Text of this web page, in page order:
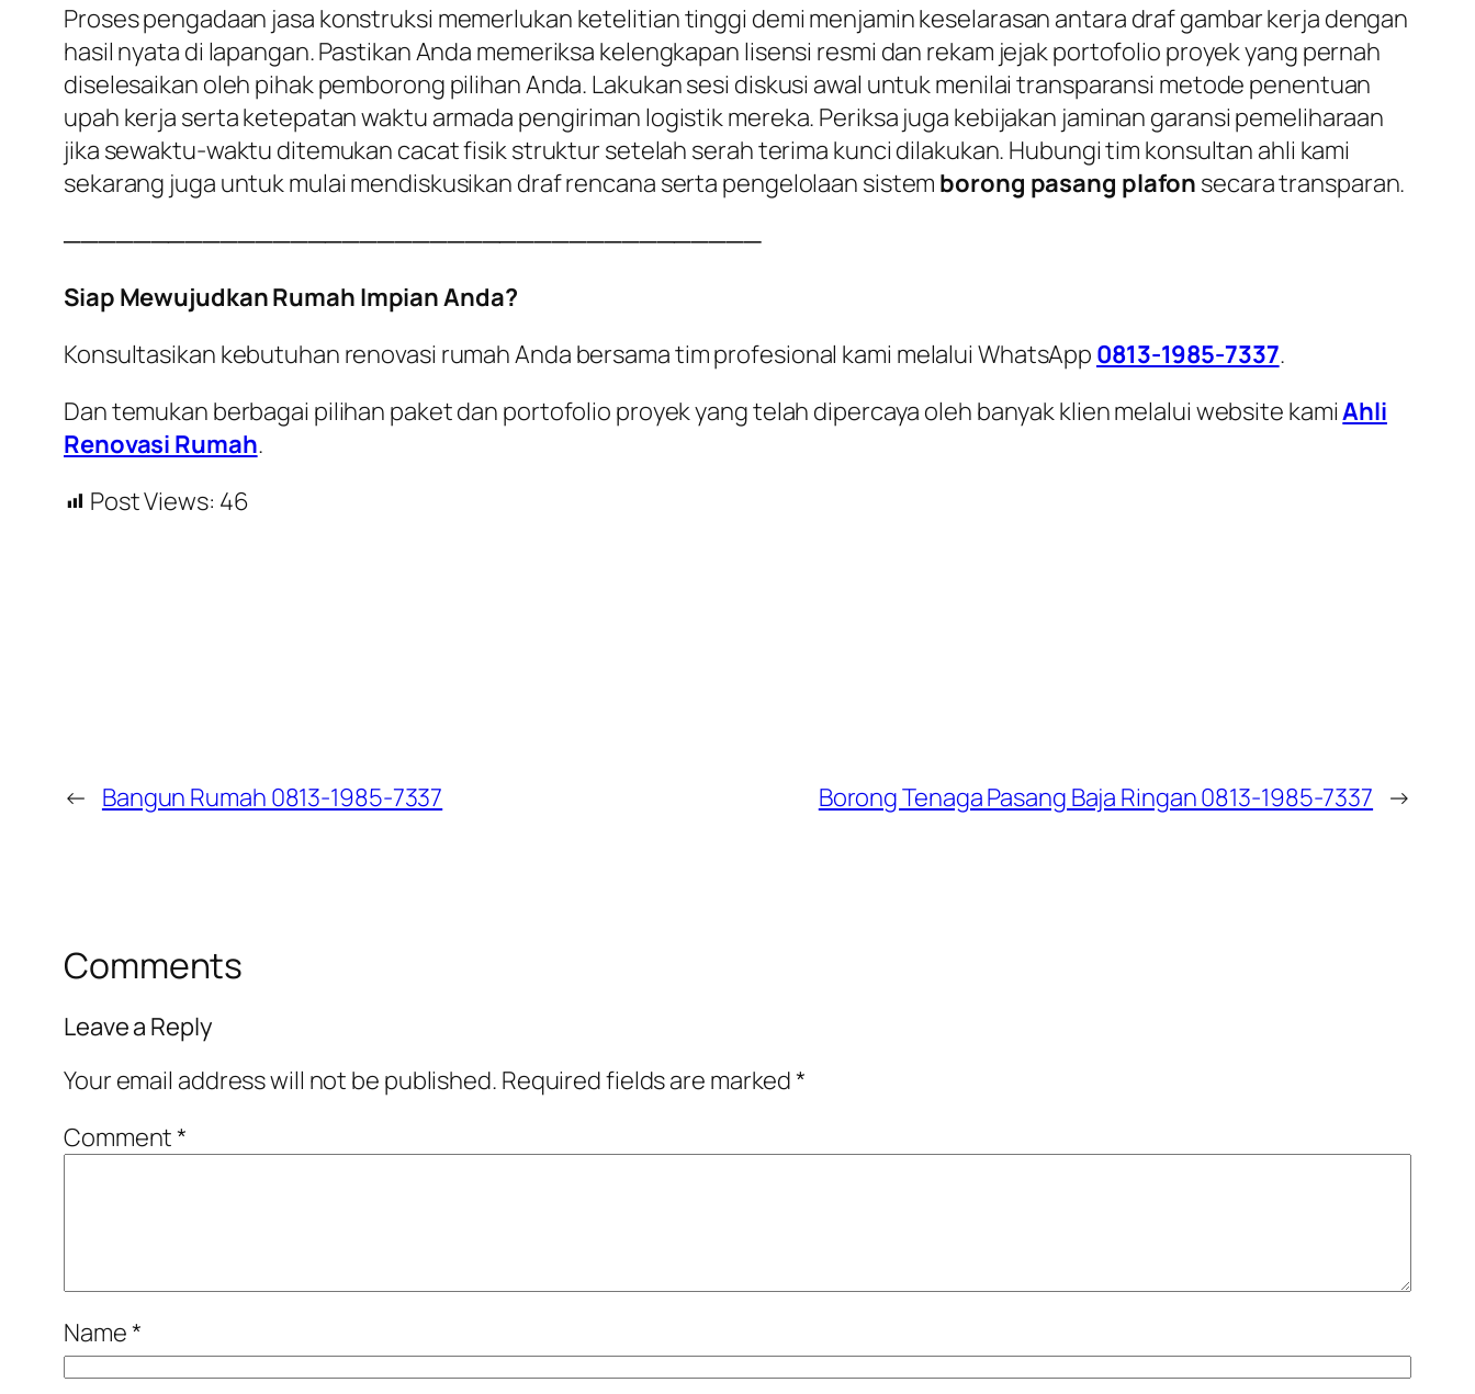
Proses pengadaan jasa konstruksi memerlukan ketelitian tinggi demi menjamin keselarasan antara draf gambar kerja dengan
hasil nyata di lapangan. Pastikan Anda memeriksa kelengkapan lisensi resmi dan rekam jejak portofolio proyek yang pernah
diselesaikan oleh pihak pemborong pilihan Anda. Lakukan sesi diskusi awal untuk menilai transparansi metode penentuan
upah kerja serta ketepatan waktu armada pengiriman logistik mereka. Periksa juga kebijakan jaminan garansi pemeliharaan
jika sewaktu-waktu ditemukan cacat fisik struktur setelah serah terima kunci dilakukan. Hubungi tim konsultan ahli kami
sekarang juga untuk mulai mendiskusikan draf rencana serta pengelolaan sistem borong pasang plafon secara transparan.
────────────────────────────────────────
Siap Mewujudkan Rumah Impian Anda?
Konsultasikan kebutuhan renovasi rumah Anda bersama tim profesional kami melalui WhatsApp 0813-1985-7337.
Dan temukan berbagai pilihan paket dan portofolio proyek yang telah dipercaya oleh banyak klien melalui website kamiAhli
Renovasi Rumah.
Post Views: 46
← Bangun Rumah 0813-1985-7337 Borong Tenaga Pasang Baja Ringan 0813-1985-7337 →
Comments
Leave a Reply
Your email address will not be published. Required fields are marked*
Comment*
Name*